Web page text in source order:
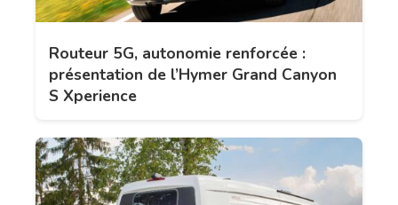
Routeur 5G, autonomie renforcée :
présentation de l’Hymer Grand Canyon
S Xperience